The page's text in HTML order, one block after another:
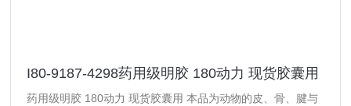
I80-9187-4298药用级明胶 180动力 现货胶囊用
药用级明胶 180动力 现货胶囊用 本品为动物的皮、骨、腱与